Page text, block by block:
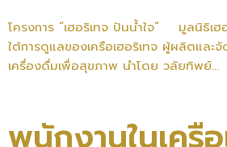
โครงการ “เฮอริเทจ ปันน้ำใจ” มูลนิธิเฮ
ใต้การดูแลของเครือเฮอริเทจ ผู้ผลิตและจั
เครื่องดื่มเพื่อสุขภาพ นำโดย วลัยทิพย์...
พนักงานในเครื